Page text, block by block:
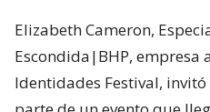
Elizabeth Cameron,
Escondida|BHP, empresa
Identidades Festival,